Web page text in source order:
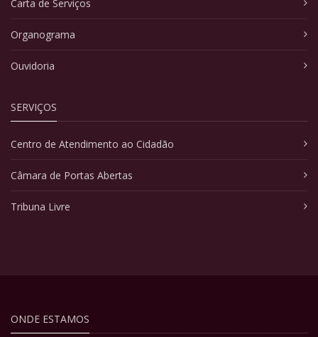
Carta de Serviços
Organograma
Ouvidoria
SERVIÇOS
Centro de Atendimento ao Cidadão
Câmara de Portas Abertas
Tribuna Livre
ONDE ESTAMOS